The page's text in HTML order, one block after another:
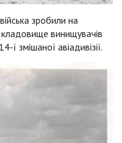
зробили на
винищувачів
ї змішаної авіадивізії.